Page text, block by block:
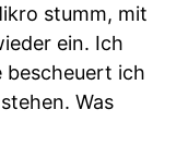
stumm, mit
ein. Ich
bescheuert ich
Was